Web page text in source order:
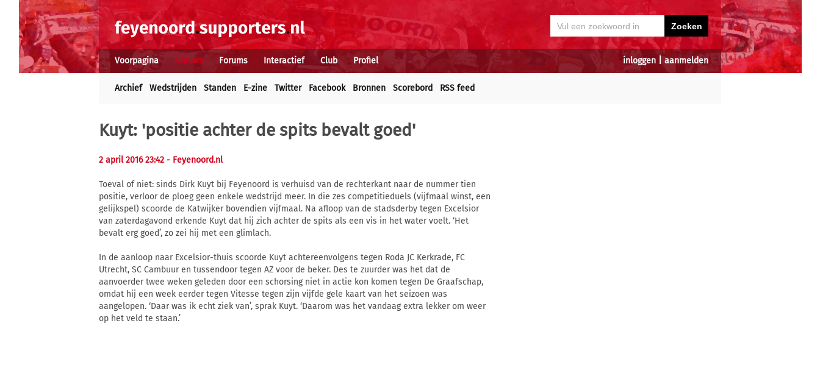
inloggen aanmelden
Voorpagina Nieuws Forums Interactief Club Profiel
Archief Wedstrijden Standen E-zine Twitter Facebook Bronnen Scorebord RSS feed
Kuyt: 'positie achter de spits bevalt goed'
2 april 2016 23:42 - Feyenoord.nl
Toeval of niet: sinds Dirk Kuyt bij Feyenoord is verhuisd van de rechterkant naar de nummer tien
positie, verloor de ploeg geen enkele wedstrijd meer. In die zes competitieduels (vijfmaal winst, een
gelijkspel) scoorde de Katwijker bovendien vijfmaal. Na afloop van de stadsderby tegen Excelsior
van zaterdagavond erkende Kuyt dat hij zich achter de spits als een vis in het water voelt. ‘Het
bevalt erg goed’, zo zei hij met een glimlach.
In de aanloop naar Excelsior-thuis scoorde Kuyt achtereenvolgens tegen Roda JC Kerkrade, FC
Utrecht, SC Cambuur en tussendoor tegen AZ voor de beker. Des te zuurder was het dat de
aanvoerder twee weken geleden door een schorsing niet in actie kon komen tegen De Graafschap,
omdat hij een week eerder tegen Vitesse tegen zijn vijfde gele kaart van het seizoen was
aangelopen. ‘Daar was ik echt ziek van’, sprak Kuyt. ‘Daarom was het vandaag extra lekker om weer
op het veld te staan.’